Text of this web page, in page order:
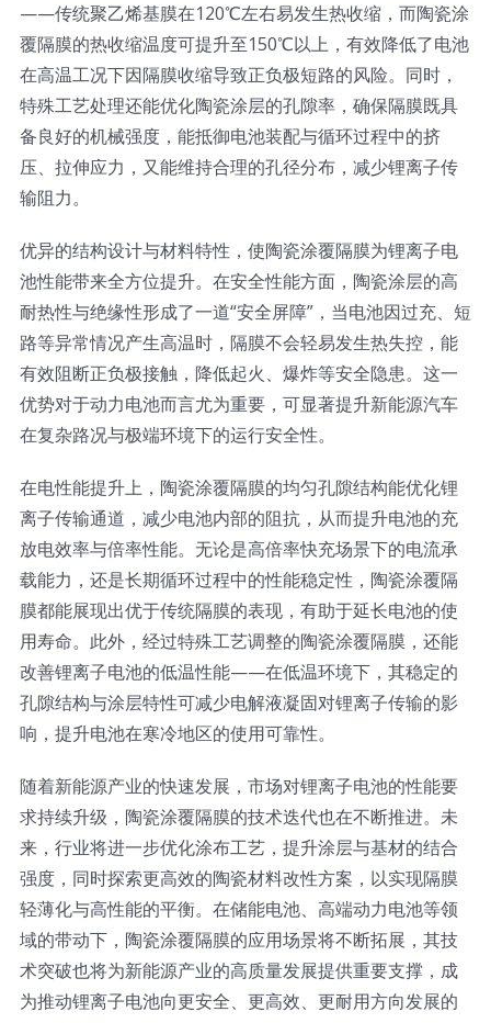
——传统聚乙烯基膜在120℃左右易发生热收缩，而陶瓷涂
覆隔膜的热收缩温度可提升至150℃以上，有效降低了电池
在高温工况下因隔膜收缩导致正负极短路的风险。同时，
特殊工艺处理还能优化陶瓷涂层的孔隙率，确保隔膜既具
备良好的机械强度，能抵御电池装配与循环过程中的挤
压、拉伸应力，又能维持合理的孔径分布，减少锂离子传
输阻力。
优异的结构设计与材料特性，使陶瓷涂覆隔膜为锂离子电
池性能带来全方位提升。在安全性能方面，陶瓷涂层的高
耐热性与绝缘性形成了一道“安全屏障”，当电池因过充、短
路等异常情况产生高温时，隔膜不会轻易发生热失控，能
有效阻断正负极接触，降低起火、爆炸等安全隐患。这一
优势对于动力电池而言尤为重要，可显著提升新能源汽车
在复杂路况与极端环境下的运行安全性。
在电性能提升上，陶瓷涂覆隔膜的均匀孔隙结构能优化锂
离子传输通道，减少电池内部的阻抗，从而提升电池的充
放电效率与倍率性能。无论是高倍率快充场景下的电流承
载能力，还是长期循环过程中的性能稳定性，陶瓷涂覆隔
膜都能展现出优于传统隔膜的表现，有助于延长电池的使
用寿命。此外，经过特殊工艺调整的陶瓷涂覆隔膜，还能
改善锂离子电池的低温性能——在低温环境下，其稳定的
孔隙结构与涂层特性可减少电解液凝固对锂离子传输的影
响，提升电池在寒冷地区的使用可靠性。
随着新能源产业的快速发展，市场对锂离子电池的性能要
求持续升级，陶瓷涂覆隔膜的技术迭代也在不断推进。未
来，行业将进一步优化涂布工艺，提升涂层与基材的结合
强度，同时探索更高效的陶瓷材料改性方案，以实现隔膜
轻薄化与高性能的平衡。在储能电池、高端动力电池等领
域的带动下，陶瓷涂覆隔膜的应用场景将不断拓展，其技
术突破也将为新能源产业的高质量发展提供重要支撑，成
为推动锂离子电池向更安全、更高效、更耐用方向发展的